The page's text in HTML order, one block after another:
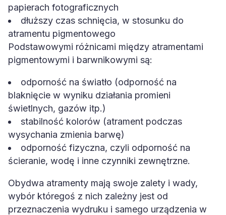
papierach fotograficznych
dłuższy czas schnięcia, w stosunku do
atramentu pigmentowego
Podstawowymi różnicami między atramentami
pigmentowymi i barwnikowymi są:
odporność na światło (odporność na
blaknięcie w wyniku działania promieni
świetlnych, gazów itp.)
stabilność kolorów (atrament podczas
wysychania zmienia barwę)
odporność fizyczna, czyli odporność na
ścieranie, wodę i inne czynniki zewnętrzne.
Obydwa atramenty mają swoje zalety i wady,
wybór któregoś z nich zależny jest od
przeznaczenia wydruku i samego urządzenia w